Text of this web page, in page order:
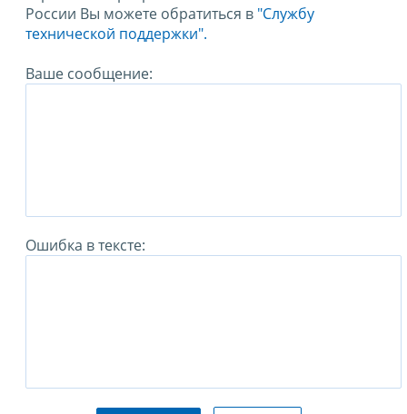
России Вы можете обратиться в "Службу
технической поддержки".
Ваше сообщение:
Ошибка в тексте: